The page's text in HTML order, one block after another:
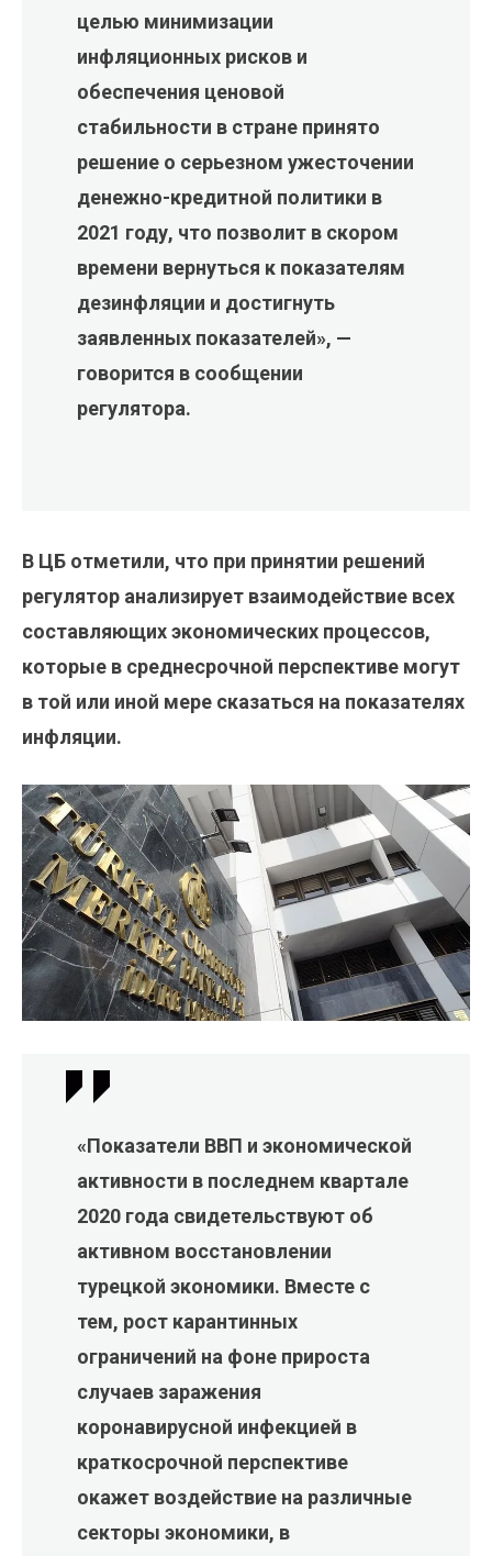
целью минимизации
инфляционных рисков и
обеспечения ценовой
стабильности в стране принято
решение о серьезном ужесточении
денежно-кредитной политики в
2021 году, что позволит в скором
времени вернуться к показателям
дезинфляции и достигнуть
заявленных показателей», —
говорится в сообщении
регулятора.
В ЦБ отметили, что при принятии решений
регулятор анализирует взаимодействие всех
составляющих экономических процессов,
которые в среднесрочной перспективе могут
в той или иной мере сказаться на показателях
инфляции.
«Показатели ВВП и экономической
активности в последнем квартале
2020 года свидетельствуют об
активном восстановлении
турецкой экономики. Вместе с
тем, рост карантинных
ограничений на фоне прироста
случаев заражения
коронавирусной инфекцией в
краткосрочной перспективе
окажет воздействие на различные
секторы экономики, в